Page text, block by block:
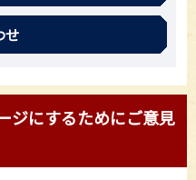
せ
ジにするためにご意見